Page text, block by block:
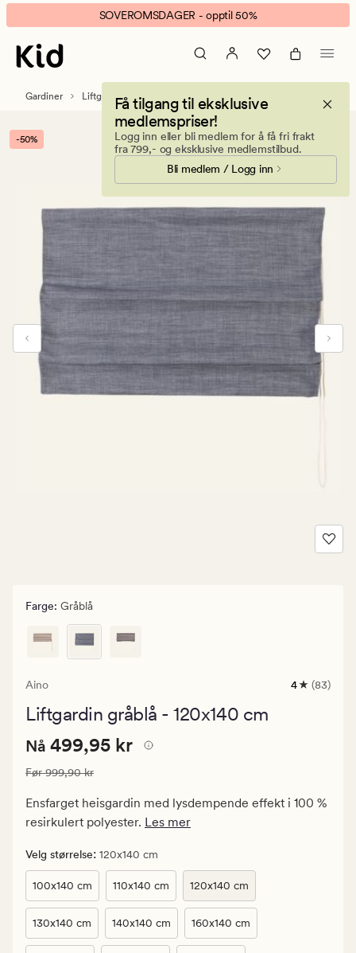
Aino
liftgardin
gråblå
banner.
Klikk
ESCAPE
pause.
SOVEROMSDAGER - opptil 50%
Få tilgang til eksklusive
medlemspriser!
Logg inn eller bli medlem for å få fri frakt
fra 799,- og eksklusive medlemstilbud.
Bli medlem / Logg inn
Gardiner Liftgardiner Lystette liftgardiner
-50%
Farge: Gråblå
Aino
83
4 (83)
Liftgardin gråblå - 120x140 cm
Nåværende
499,95
kr.
Vanlig
999,90
kr
Nåværende pris
Nå 499,95 kr
Vanlig pris 999,90 kr
Før999,90 kr
Ensfarget heisgardin med lysdempende effekt i 100 %
resirkulert polyester. Les mer
Velg størrelse: 120x140 cm
100x140 cm 110x140 cm 120x140 cm
130x140 cm 140x140 cm 160x140 cm